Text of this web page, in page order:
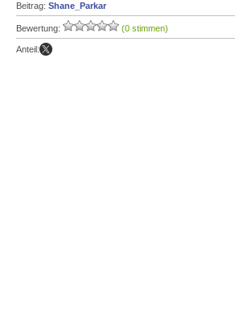
Beitrag: Shane_Parkar
Bewertung: (0 stimmen)
Anteil: